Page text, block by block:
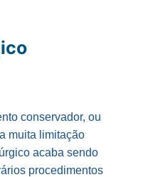
conservador, ou
muita limitação
acaba sendo
procedimentos